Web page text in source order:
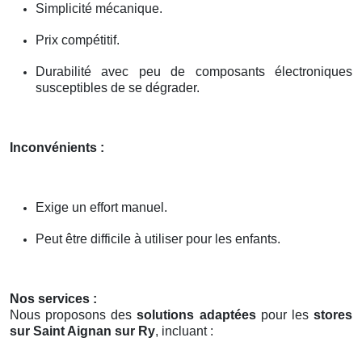
Simplicité mécanique.
Prix compétitif.
Durabilité avec peu de composants électroniques
susceptibles de se dégrader.
Inconvénients :
Exige un effort manuel.
Peut être difficile à utiliser pour les enfants.
Nos services :
Nous proposons dessolutions adaptéespour lesstores
sur Saint Aignan sur Ry, incluant :